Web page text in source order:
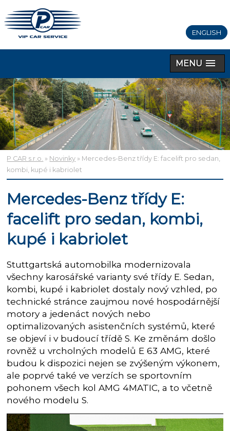
ENGLISH
MENU
P CAR s.r.o. » Novinky » Mercedes-Benz třídy E: facelift pro sedan,
kombi, kupé i kabriolet
Mercedes-Benz třídy E:
facelift pro sedan, kombi,
kupé i kabriolet
Stuttgartská automobilka modernizovala
všechny karosářské varianty své třídy E. Sedan,
kombi, kupé i kabriolet dostaly nový vzhled, po
technické stránce zaujmou nové hospodárnější
motory a jedenáct nových nebo
optimalizovaných asistenčních systémů, které
se objeví i v budoucí třídě S. Ke změnám došlo
rovněž u vrcholných modelů E 63 AMG, které
budou k dispozici nejen se zvýšeným výkonem,
ale poprvé také ve verzích se sportovním
pohonem všech kol AMG 4MATIC, a to včetně
nového modelu S.